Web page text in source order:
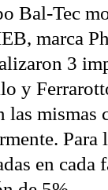
Bal-Tec
marca
3
y
las
en cada